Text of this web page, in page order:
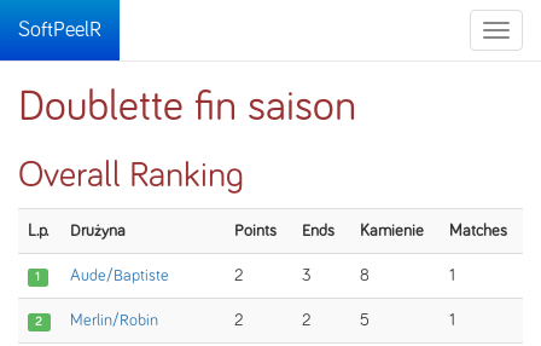
Toggle
SoftPeelR
Doublette fin saison
Overall Ranking
L.p. Drużyna Points Ends Kamienie Matches
1 Aude/Baptiste 2 3 8 1
2 Merlin/Robin 2 2 5 1